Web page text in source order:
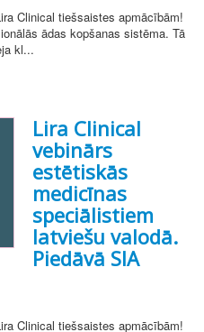
Clinical tiešsaistes apmācībām!
ādas kopšanas sistēma. Tā
kl...
Lira Clinical
vebinārs
estētiskās
medicīnas
speciālistiem
latviešu valodā.
Piedāvā SIA
Clinical tiešsaistes apmācībām!